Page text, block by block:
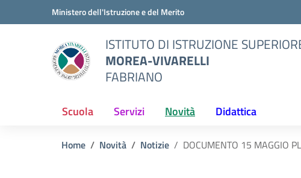
Vai ai contenuti
Vai al menu di navigazioneMinistero dell'Istruzione e del Merito
ISTITUTO DI ISTRUZIONE
MOREA-VIVARELLI
FABRIANO
Scuola Servizi Novità Didattica
Home Novità Notizie DOCUMENTO 15 MAGGIO